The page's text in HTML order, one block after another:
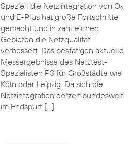
Speziell die Netzintegration von O2
und E-Plus hat große Fortschritte
gemacht und in zahlreichen
Gebieten die Netzqualität
verbessert. Das bestätigen aktuelle
Messergebnisse des Netztest-
Spezialisten P3 für Großstädte wie
Köln oder Leipzig. Da sich die
Netzintegration derzeit bundesweit
im Endspurt […]